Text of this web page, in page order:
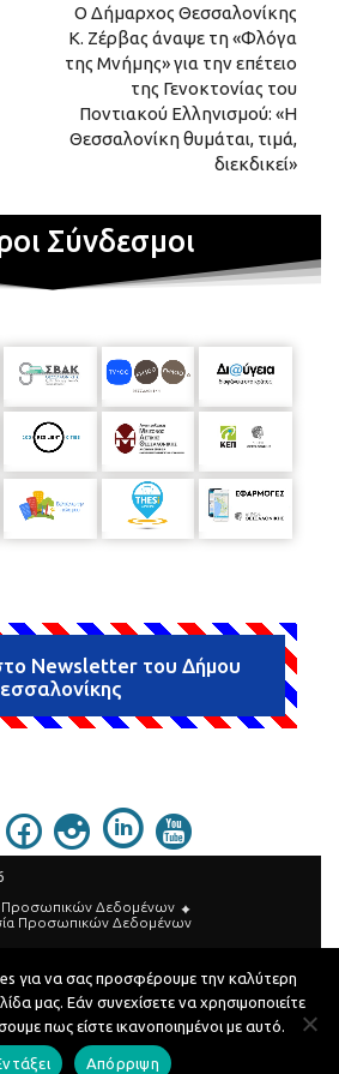
Ο Δήμαρχος Θεσσαλονίκης
Κ. Ζέρβας άναψε τη «Φλόγα
της Μνήμης» για την επέτειο
της Γενοκτονίας του
Ποντιακού Ελληνισμού: «Η
Θεσσαλονίκη θυμάται, τιμά,
διεκδικεί»
Σύνδεσμοι
Newsletter του Δήμου
Προσωπικών Δεδομένων
Προσωπικών Δεδομένων
Projects
για να σας προσφέρουμε την καλύτερη
μας. Εάν συνεχίσετε να χρησιμοποιείτε
πως είστε ικανοποιημένοι με αυτό.
Απόρριψη